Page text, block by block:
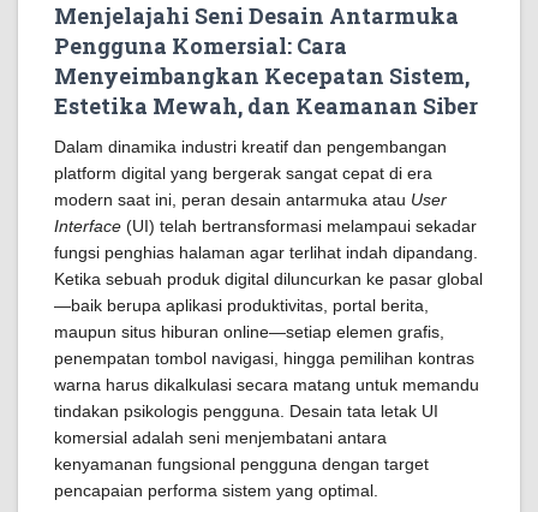
Menjelajahi Seni Desain Antarmuka
Pengguna Komersial: Cara
Menyeimbangkan Kecepatan Sistem,
Estetika Mewah, dan Keamanan Siber
Dalam dinamika industri kreatif dan pengembangan
platform digital yang bergerak sangat cepat di era
modern saat ini, peran desain antarmuka atau User
Interface (UI) telah bertransformasi melampaui sekadar
fungsi penghias halaman agar terlihat indah dipandang.
Ketika sebuah produk digital diluncurkan ke pasar global
—baik berupa aplikasi produktivitas, portal berita,
maupun situs hiburan online—setiap elemen grafis,
penempatan tombol navigasi, hingga pemilihan kontras
warna harus dikalkulasi secara matang untuk memandu
tindakan psikologis pengguna. Desain tata letak UI
komersial adalah seni menjembatani antara
kenyamanan fungsional pengguna dengan target
pencapaian performa sistem yang optimal.